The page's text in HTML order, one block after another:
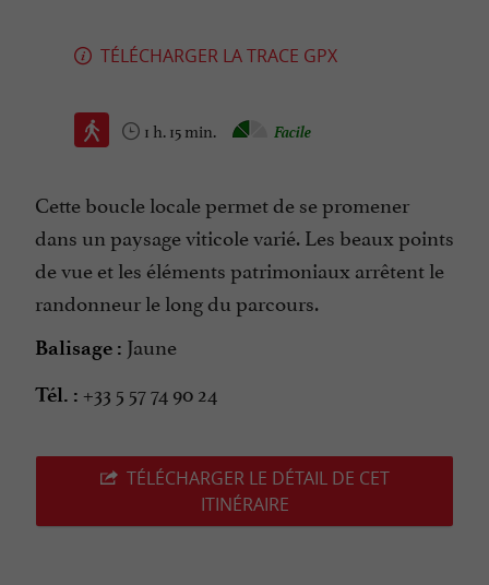
TÉLÉCHARGER LA TRACE GPX
1 h. 15 min. Facile
Cette boucle locale permet de se promener
dans un paysage viticole varié. Les beaux points
de vue et les éléments patrimoniaux arrêtent le
randonneur le long du parcours.
Balisage : Jaune
Tél. : +33 5 57 74 90 24
TÉLÉCHARGER LE DÉTAIL DE CET
ITINÉRAIRE